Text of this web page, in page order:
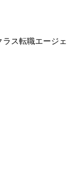
ラス転職エージェ